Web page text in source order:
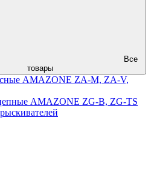
Все
товары
AMAZONE ZA-M, ZA-V,
AMAZONE ZG-B, ZG-TS